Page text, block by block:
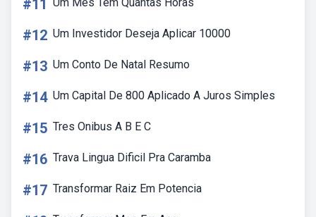
#11
#12 Um Investidor Deseja Aplicar 10000
#13 Um Conto De Natal Resumo
#14 Um Capital De 800 Aplicado A Juros Simples
#15 Tres Onibus A B E C
#16 Trava Lingua Dificil Pra Caramba
#17 Transformar Raiz Em Potencia